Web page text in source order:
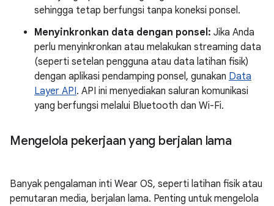
sehingga tetap berfungsi tanpa koneksi ponsel.
Menyinkronkan data dengan ponsel: Jika Anda
perlu menyinkronkan atau melakukan streaming data
(seperti setelan pengguna atau data latihan fisik)
dengan aplikasi pendamping ponsel, gunakan Data
Layer API. API ini menyediakan saluran komunikasi
yang berfungsi melalui Bluetooth dan Wi-Fi.
Mengelola pekerjaan yang berjalan lama
Banyak pengalaman inti Wear OS, seperti latihan fisik atau
pemutaran media, berjalan lama. Penting untuk mengelola